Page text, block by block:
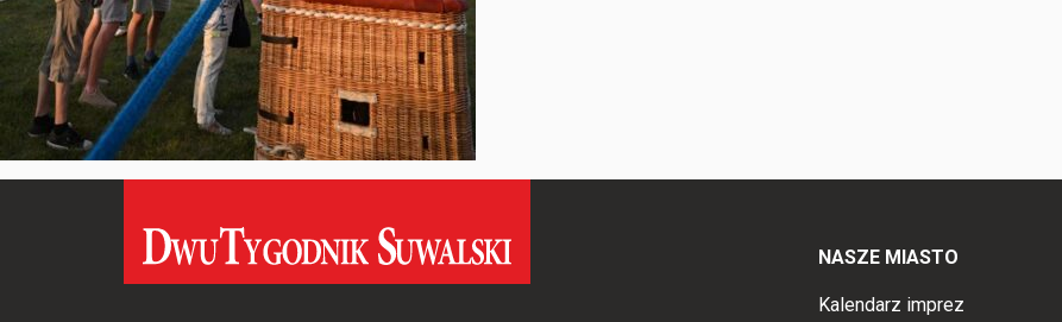
NASZE MIASTO
Kalendarz imprez